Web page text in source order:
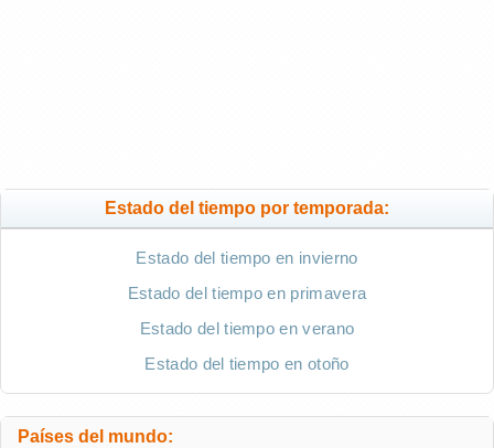
Estado del tiempo por temporada:
Estado del tiempo en invierno
Estado del tiempo en primavera
Estado del tiempo en verano
Estado del tiempo en otoño
Países del mundo: